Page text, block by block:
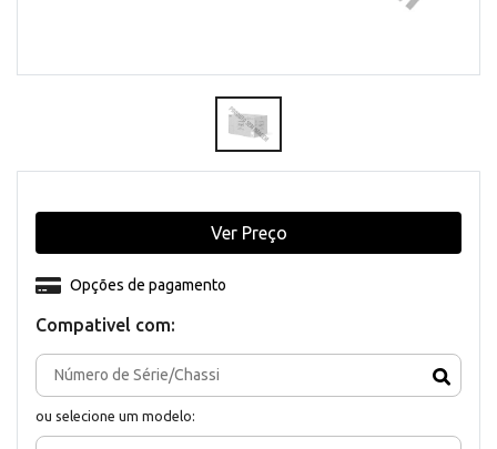
Compativel com:
ou selecione um modelo:
Opções de pagamento
Ver Preço